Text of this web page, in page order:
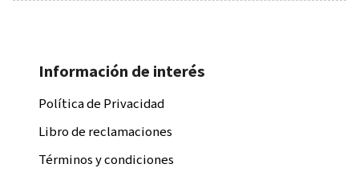
Información de interés
Política de Privacidad
Libro de reclamaciones
Términos y condiciones